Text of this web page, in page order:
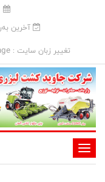
آخرین
تغییر زبان سایت :
تغییر
وضعیت